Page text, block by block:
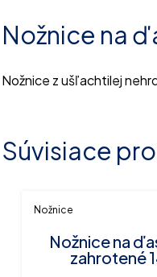
Nožnice na
Nožnice z ušľachtilej
Súvisiace
Nožnice
Nožnice na
zahrotené